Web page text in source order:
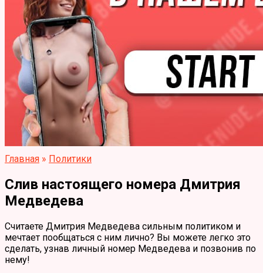
Главная » Политики
Слив настоящего номера Дмитрия
Медведева
Считаете Дмитрия Медведева сильным политиком и
мечтает пообщаться с ним лично? Вы можете легко это
сделать, узнав личный номер Медведева и позвонив по
нему!